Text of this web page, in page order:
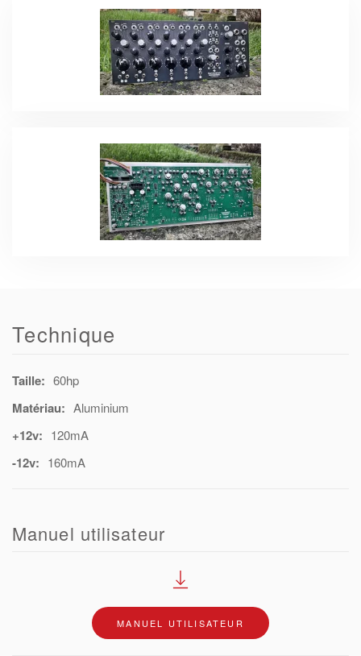
Technique
Taille: 60hp
Matériau: Aluminium
+12v: 120mA
-12v: 160mA
Manuel utilisateur
MANUEL UTILISATEUR